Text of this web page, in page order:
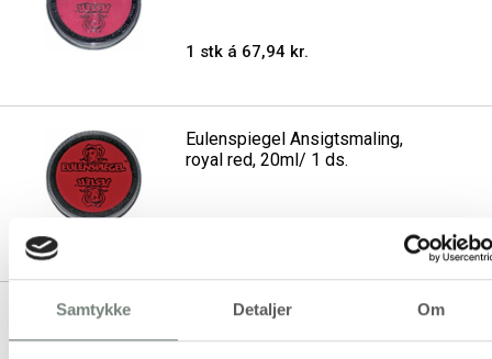
Samtykke Detaljer Om
1 stk á 67,94 kr.
Eulenspiegel Ansigtsmaling,
royal red, 20ml/ 1 ds.
Eulenspiegel Ansigtsmaling,
smaragdgrøn, 20ml/ 1 ds.